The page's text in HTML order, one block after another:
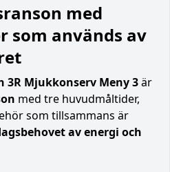
med
som används av
3R Mjukkonserv Meny 3är
med tre huvudmåltider,
som tillsammans är
av energi och